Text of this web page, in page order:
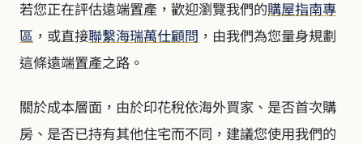
若您正在評估遠端置產，歡迎瀏覽我們的購屋指南專
區 ，或直接聯繫海瑞萬仕顧問 ，由我們為您量身規劃
這條遠端置產之路。
關於成本層面，由於印花稅依海外買家、是否首次購
房、是否已持有其他住宅而不同，建議您使用我們的